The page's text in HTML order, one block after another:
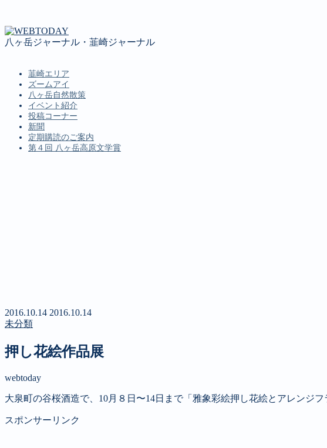
八ヶ岳ジャーナル・韮崎ジャーナル
韮崎エリア
ズームアイ
八ヶ岳自然散策
イベント紹介
投稿コーナー
新聞
定期購読のご案内
第４回 八ヶ岳高原文学賞
2016.10.14 2016.10.14
未分類
押し花絵作品展
webtoday
大泉町の谷桜酒造で、10月８日〜14日まで「雅象彩絵押し花絵とアレンジ
スポンサーリンク